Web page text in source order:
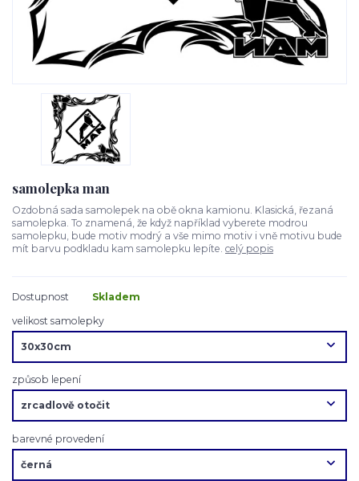
samolepka man
Ozdobná sada samolepek na obě okna kamionu. Klasická, řezaná
samolepka. To znamená, že když například vyberete modrou
samolepku, bude motiv modrý a vše mimo motiv i vně motivu bude
mít barvu podkladu kam samolepku lepíte. celý popis
Dostupnost
Skladem
velikost samolepky
způsob lepení
barevné provedení